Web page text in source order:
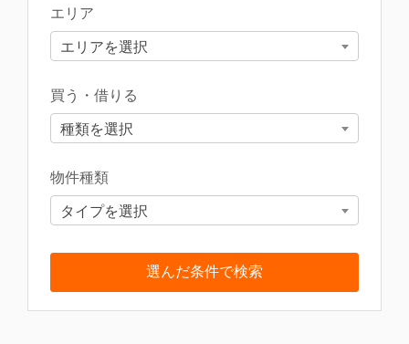
エリア
エリアを選択
買う・借りる
種類を選択
物件種類
タイプを選択